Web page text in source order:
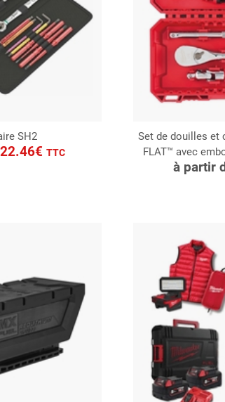
SH2
TTC
de devis
Set de douilles et
FLAT™ avec
à partir